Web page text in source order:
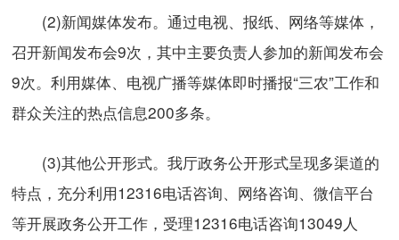
(2)新闻媒体发布。通过电视、报纸、网络等媒体，
召开新闻发布会9次，其中主要负责人参加的新闻发布会
9次。利用媒体、电视广播等媒体即时播报“三农”工作和
群众关注的热点信息200多条。
(3)其他公开形式。我厅政务公开形式呈现多渠道的
特点，充分利用12316电话咨询、网络咨询、微信平台
等开展政务公开工作，受理12316电话咨询13049人